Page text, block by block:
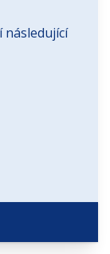
následující